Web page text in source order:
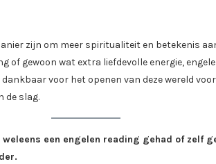
zijn om meer spiritualiteit en betekenis
of gewoon wat extra liefdevolle energie,
voor het openen van deze wereld
de slag.
een engelen reading gehad of zelf